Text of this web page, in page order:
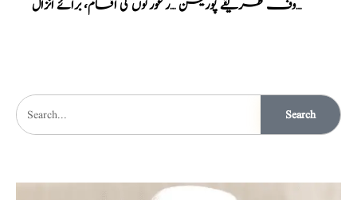
مردوں، اور عورتوں کی اقسام، برائے انزال مباشرت کے زیادہ معروف طریقے پوریشن
Search